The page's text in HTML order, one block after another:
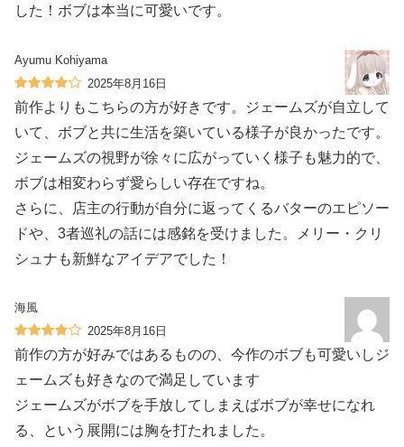
した！ボブは本当に可愛いです。
Ayumu Kohiyama
2025年8月16日
前作よりもこちらの方が好きです。ジェームズが自立して
いて、ボブと共に生活を築いている様子が良かったです。
ジェームズの視野が徐々に広がっていく様子も魅力的で、
ボブは相変わらず愛らしい存在ですね。
さらに、店主の行動が自分に返ってくるバターのエピソー
ドや、3者巡礼の話には感銘を受けました。メリー・クリ
シュナも新鮮なアイデアでした！
海風
2025年8月16日
前作の方が好みではあるものの、今作のボブも可愛いしジ
ェームズも好きなので満足しています
ジェームズがボブを手放してしまえばボブが幸せになれ
る、という展開には胸を打たれました。